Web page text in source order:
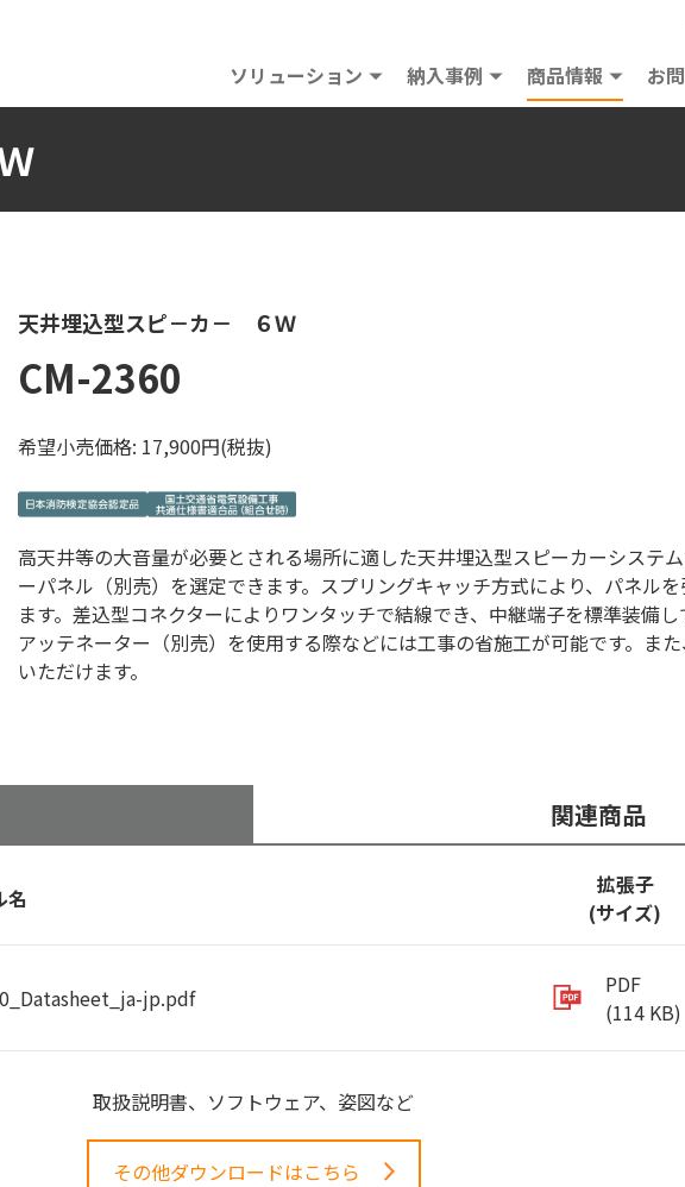
ソリューション
納入事例 商品情報 お
天井埋込型スピ－カ－ ６Ｗ
CM-2360
希望小売価格: 17,900円(税抜)
高天井等の大音量が必要とされる場所に適した天井埋込型スピーカーシステ
ーパネル（別売）を選定できます。スプリングキャッチ方式により、パネル
ます。差込型コネクターによりワンタッチで結線でき、中継端子を標準装備
アッテネーター（別売）を使用する際などには工事の省施工が可能です。ま
いただけます。
関連商品
名
拡張子
(サイズ)
jp.pdf
PDF
(114 KB)
取扱説明書、ソフトウェア、姿図など
その他ダウンロードはこちら